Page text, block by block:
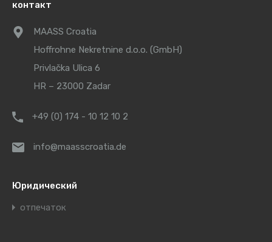
контакт
MAASS Croatia
Hoffrohne Nekretnine d.o.o. (GmbH)
Privlačka Ulica 6
HR – 23000 Zadar
+49 (0) 174 - 10 12 10 2
info@maasscroatia.de
Юридический
отпечаток